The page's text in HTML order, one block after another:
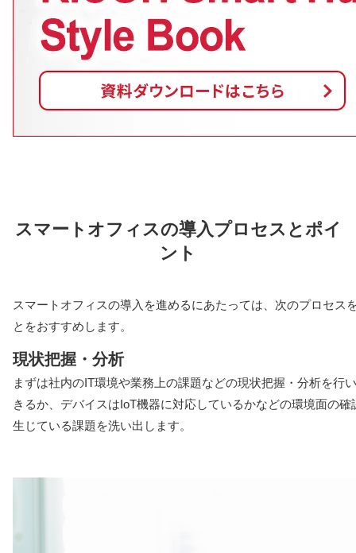
スマートオフィスの導入プロセスとポイ
ント
スマートオフィスの導入を進めるにあたっては、次のプロセス
とをおすすめします。
現状把握・分析
まずは社内のIT環境や業務上の課題などの現状把握・分析を行
きるか、デバイスはIoT機器に対応しているかなどの環境面の
生じている課題を洗い出します。